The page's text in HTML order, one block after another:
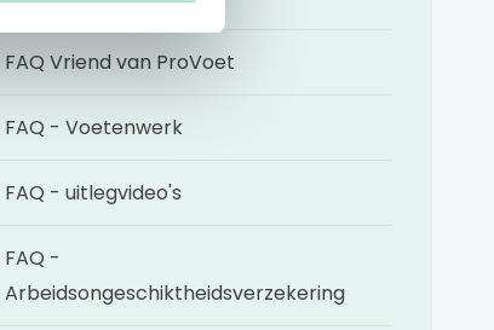
FAQ Vriend van ProVoet
FAQ - Voetenwerk
FAQ - uitlegvideo's
FAQ -
Arbeidsongeschiktheidsverzekering